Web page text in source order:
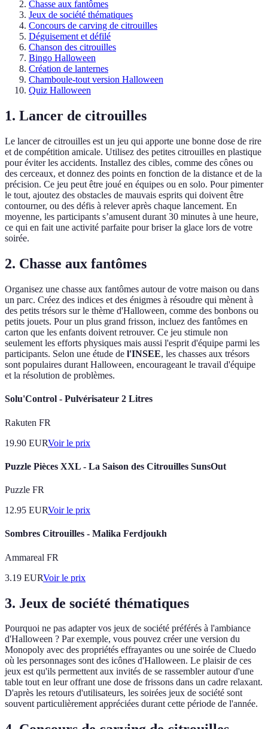
Chasse aux fantômes
Jeux de société thématiques
Concours de carving de citrouilles
Déguisement et défilé
Chanson des citrouilles
Bingo Halloween
Création de lanternes
Chamboule-tout version Halloween
Quiz Halloween
1. Lancer de citrouilles
Le lancer de citrouilles est un jeu qui apporte une bonne dose de rire
et de compétition amicale. Utilisez des petites citrouilles en plastique
pour éviter les accidents. Installez des cibles, comme des cônes ou
des cerceaux, et donnez des points en fonction de la distance et de la
précision. Ce jeu peut être joué en équipes ou en solo. Pour pimenter
le tout, ajoutez des obstacles de mauvais esprits qui doivent être
contourner, ou des défis à relever après chaque lancement. En
moyenne, les participants s’amusent durant 30 minutes à une heure,
ce qui en fait une activité parfaite pour briser la glace lors de votre
soirée.
2. Chasse aux fantômes
Organisez une chasse aux fantômes autour de votre maison ou dans
un parc. Créez des indices et des énigmes à résoudre qui mènent à
des petits trésors sur le thème d'Halloween, comme des bonbons ou
petits jouets. Pour un plus grand frisson, incluez des fantômes en
carton que les enfants doivent retrouver. Ce jeu stimule non
seulement les efforts physiques mais aussi l'esprit d'équipe parmi les
participants. Selon une étude de l'INSEE, les chasses aux trésors
sont populaires durant Halloween, encourageant le travail d'équipe
et la résolution de problèmes.
Solu'Control - Pulvérisateur 2 Litres
Rakuten FR
19.90 EURVoir le prix
Puzzle Pièces XXL - La Saison des Citrouilles SunsOut
Puzzle FR
12.95 EURVoir le prix
Sombres Citrouilles - Malika Ferdjoukh
Ammareal FR
3.19 EURVoir le prix
3. Jeux de société thématiques
Pourquoi ne pas adapter vos jeux de société préférés à l'ambiance
d'Halloween ? Par exemple, vous pouvez créer une version du
Monopoly avec des propriétés effrayantes ou une soirée de Cluedo
où les personnages sont des icônes d'Halloween. Le plaisir de ces
jeux est qu'ils permettent aux invités de se rassembler autour d'une
table tout en leur offrant une dose de frissons dans un cadre relaxant.
D'après les retours d'utilisateurs, les soirées jeux de société sont
souvent particulièrement appréciées durant cette période de l'année.